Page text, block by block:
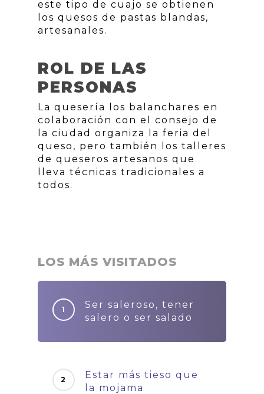
este tipo de cuajo se obtienen
los quesos de pastas blandas,
artesanales.
ROL DE LAS
PERSONAS
La quesería los balanchares en
colaboración con el consejo de
la ciudad organiza la feria del
queso, pero también los talleres
de queseros artesanos que
lleva técnicas tradicionales a
todos.
LOS MÁS VISITADOS
Ser saleroso, tener
salero o ser salado
Estar más tieso que
la mojama